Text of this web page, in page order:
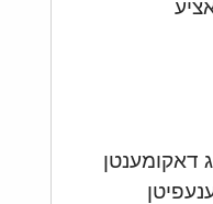
דאקומענטן